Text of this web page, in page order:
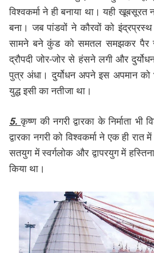
विश्वकर्मा ने ही बनाया था। यही खूबसूरत
बना। जब पांडवों ने कौरवों को
सामने बने कुंड को समतल समझकर पैर
द्रौपदी जोर-जोर से हंसने लगी और
पुत्र अंधा। दुर्योधन अपने इस अपमान
युद्ध इसी का नतीजा था।
5.कृष्ण की नगरी द्वारका के निर्माता भी
द्वारका नगरी को विश्वकर्मा ने एक ही रात
सतयुग में स्वर्गलोक और द्वापरयुग में
किया था।